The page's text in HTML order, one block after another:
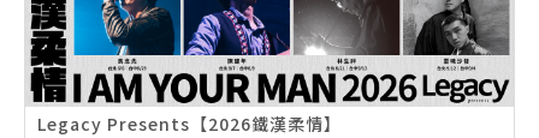
Legacy Presents【2026鐵漢柔情】